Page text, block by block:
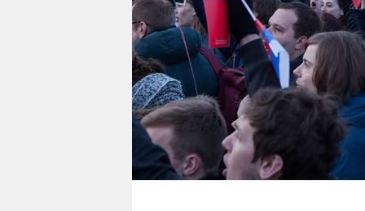
veranstaltungen
shop
fragen & hilfe
unterstützen
abo
genossenschaft